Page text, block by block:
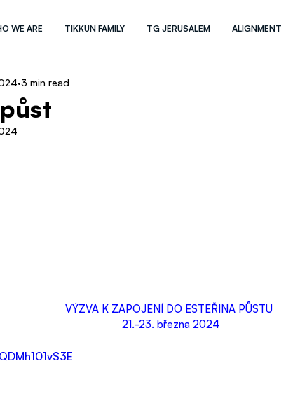
WE ARE TIKKUN FAMILY TG JERUSALEM ALIGNMENT
3 min read
VÝZVA K ZAPOJENÍ DO ESTEŘINA PŮSTU
21.-23. března 2024